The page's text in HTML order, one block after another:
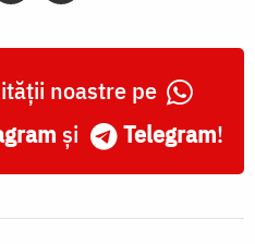
noastre pe
și Telegram!